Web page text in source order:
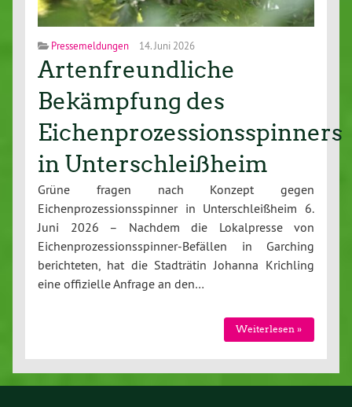
Pressemeldungen 14. Juni 2026
Artenfreundliche
Bekämpfung des
Eichenprozessionsspinners
in Unterschleißheim
Grüne fragen nach Konzept gegen
Eichenprozessionsspinner in Unterschleißheim 6.
Juni 2026 – Nachdem die Lokalpresse von
Eichenprozessionsspinner-Befällen in Garching
berichteten, hat die Stadträtin Johanna Krichling
eine offizielle Anfrage an den…
Weiterlesen »